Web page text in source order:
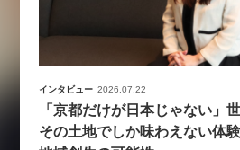
インタビュー 2026.07.22
「京都だけが日本じゃない」
その土地でしか味わえない体